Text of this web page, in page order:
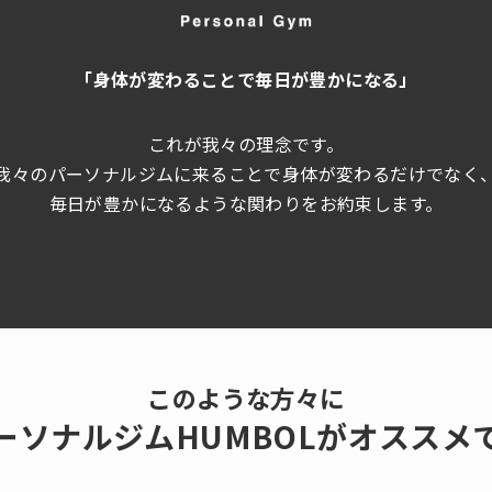
「身体が変わることで毎日が豊かになる」
これが我々の理念です。
々のパーソナルジムに来ることで身体が変わるだけでなく
毎日が豊かになるような関わりをお約束します。
このような方々に
ソナルジムHUMBOLがオススメ